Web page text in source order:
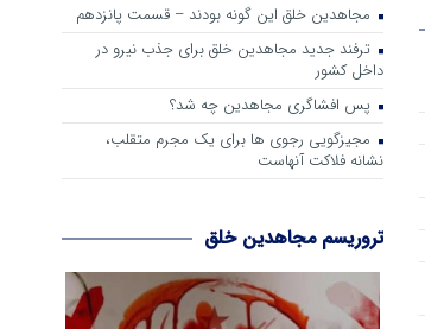
مجاهدین خلق این گونه بودند – قسمت پانزدهم
ترفند جدید مجاهدین خلق برای جذب نیرو در
داخل کشور
پس افشاگری مجاهدین چه شد؟
مجیزگویی رجوی ها برای یک مجرم متقلب،
نشانه فلاکت آنهاست
تروریسم مجاهدین خلق